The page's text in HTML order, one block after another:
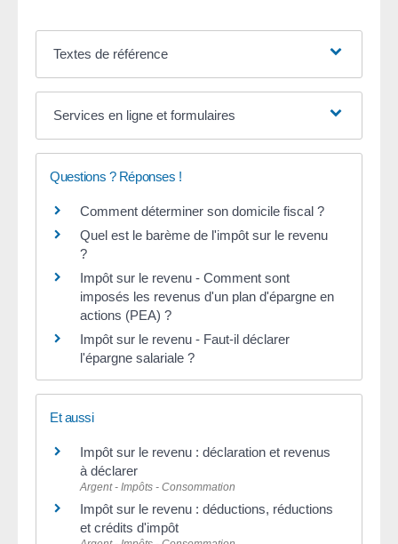
Textes de référence
Services en ligne et formulaires
Questions ? Réponses !
Comment déterminer son domicile fiscal ?
Quel est le barème de l'impôt sur le revenu
?
Impôt sur le revenu - Comment sont
imposés les revenus d'un plan d'épargne en
actions (PEA) ?
Impôt sur le revenu - Faut-il déclarer
l'épargne salariale ?
Et aussi
Impôt sur le revenu : déclaration et revenus
à déclarer
Argent - Impôts - Consommation
Impôt sur le revenu : déductions, réductions
et crédits d'impôt